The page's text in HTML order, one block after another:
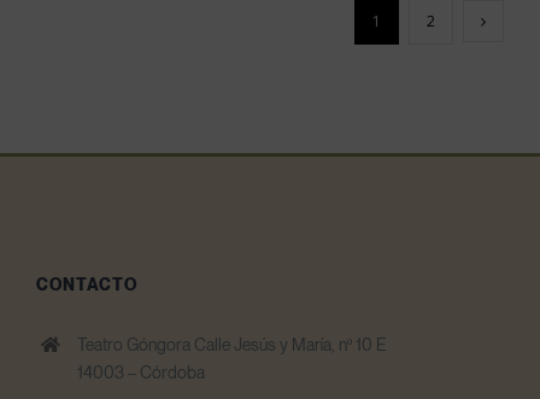
1 2
CONTACTO
Teatro Góngora Calle Jesús y María, nº 10 E
14003 – Córdoba